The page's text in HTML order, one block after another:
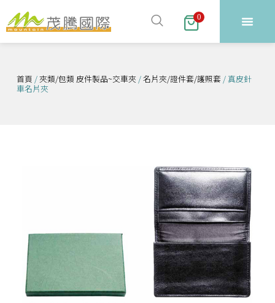
跳
至
主
內
容
0
首頁 /夾類/包類 皮件製品~交車夾 /名片夾/證件套/護照套 / 真皮針
車名片夾